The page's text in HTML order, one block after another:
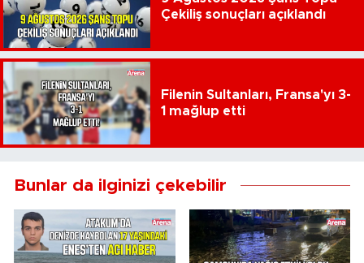
Çekiliş sonuçları açıklandı
Filenin Sultanları, Fransa'yı 3-
1 mağlup etti
Bunlar da ilginizi çekebilir